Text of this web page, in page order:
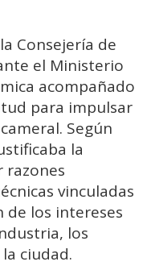
Consejería de
el Ministerio
acompañado
para impulsar
Según
la
razones
vinculadas
de los intereses
los
ciudad.